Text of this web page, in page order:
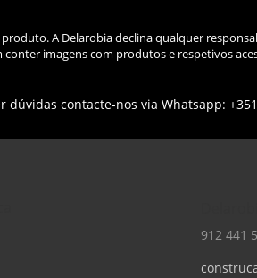
A Delarobia declina qualquer
imagens com produtos e respetivos
contacte-nos via Whatsapp:
912 441